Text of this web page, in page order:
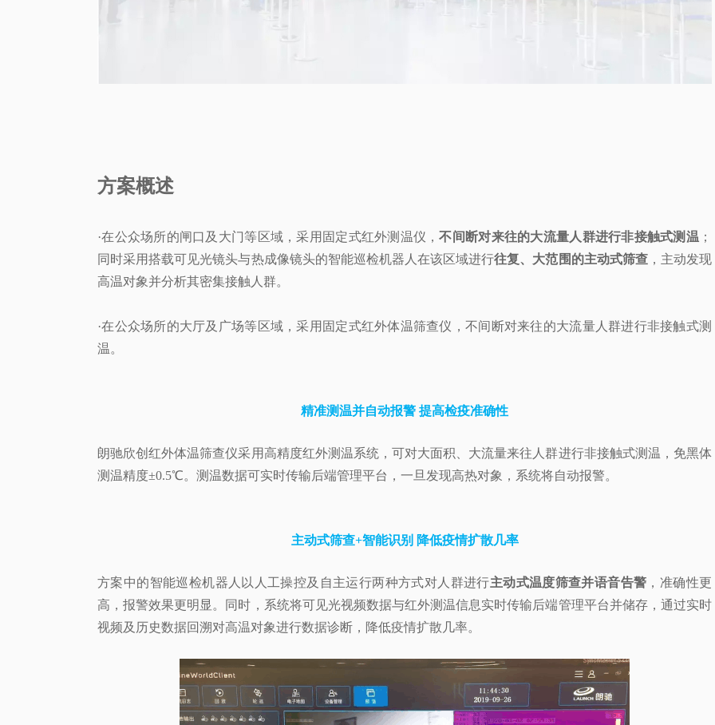
方案概述
·在公众场所的闸口及大门等区域，采用固定式红外测温仪，不间断对来往的大流量人群进行非接触式测温 ；
同时采用搭载可见光镜头与热成像镜头的智能巡检机器人在该区域进行往复、大范围的主动式筛查，主动发现
高温对象并分析其密集接触人群。
·在公众场所的大厅及广场等区域，采用固定式红外体温筛查仪，不间断对来往的大流量人群进行非接触式测
温。
精准测温并自动报警 提高检疫准确性
朗驰欣创红外体温筛查仪采用高精度红外测温系统，可对大面积、大流量来往人群进行非接触式测温， 免黑体
测温精度±0.5℃。测温数据可实时传输后端管理平台，一旦发现高热对象，系统将自动报警。
主动式筛查+智能识别 降低疫情扩散几率
方案中的智能巡检机器人以人工操控及自主运行两种方式对人群进行主动式温度筛查并语音告警 ，准确性更
高，报警效果更明显。同时，系统将可见光视频数据与红外测温信息实时传输后端管理平台并储存，通过实时
视频及历史数据回溯对高温对象进行数据诊断，降低疫情扩散几率。